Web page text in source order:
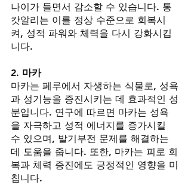
나이가 들면서 감소할 수 있습니다. 통
캇알리는 이를 정상 수준으로 회복시
켜, 성적 파워와 체력을 다시 강화시킵
니다.
2. 마카
마카는 페루에서 자생하는 식물로, 성욕
과 성기능을 증진시키는 데 효과적인 성
분입니다. 연구에 따르면 마카는 성욕
을 자극하고 성적 에너지를 증가시킬
수 있으며, 발기부전 문제를 해결하는
데 도움을 줍니다. 또한, 마카는 피로 회
복과 체력 증진에도 긍정적인 영향을 미
칩니다.